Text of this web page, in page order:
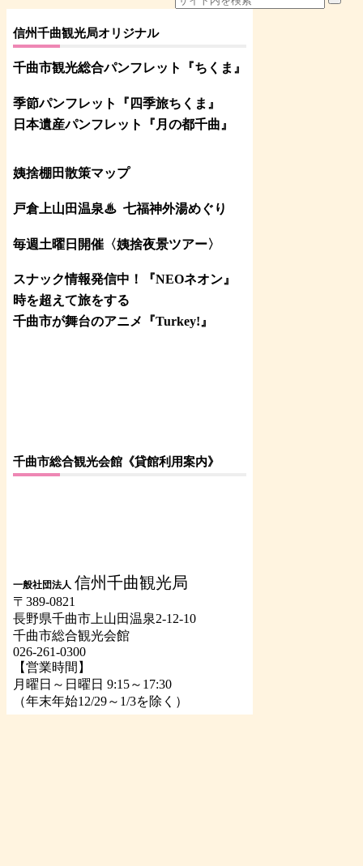
信州千曲観光局オリジナル
千曲市観光総合パンフレット 『ちくま 』
季節パンフレット『四季旅ちくま』
日本遺産パンフレット
『月の都千曲 』
姨捨棚田散策マップ
戸倉上山田温泉♨ 七福神外湯めぐり
毎週土曜日開催〈姨捨夜景ツアー〉
スナック情報発信中！『NEOネオン』
時を超えて旅をする
千曲市が舞台のアニメ『Turkey!』
千曲市総合観光会館《貸館利用案内》
一般社団法人 信州千曲観光局
〒389-0821
長野県千曲市上山田温泉2-12-10
千曲市総合観光会館
026-261-0300
【営業時間】
月曜日～日曜日 9:15～17:30
（年末年始12/29～1/3を除く）